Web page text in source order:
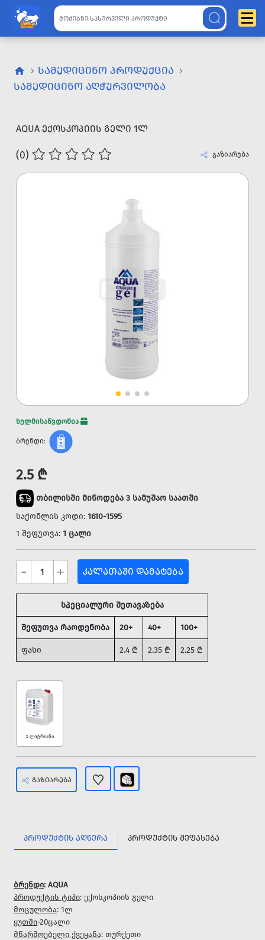
ᲡᲐᲛᲔᲓᲘᲪᲘᲜᲝ ᲞᲠᲝᲓᲣᲥᲪᲘᲐ
ᲡᲐᲛᲔᲓᲘᲪᲘᲜᲝ ᲐᲦᲭᲣᲠᲕᲘᲚᲝᲑᲐ
AQUA ᲔᲥᲝᲡᲙᲝᲞᲘᲘᲡ ᲒᲔᲚᲘ 1Ლ
(0) გაზიარება
ხელმისაწვდომია
ბრენდი:
2.5 ₾
თბილისში მიწოდება 3 სამუშაო საათში
საქონლის კოდი: 1610-1595
1 შეფუთვა: 1 ცალი
- + ᲙᲐᲚᲐᲗᲐᲨᲘ ᲓᲐᲛᲐᲢᲔᲑᲐ
სპეციალური შეთავაზება
შეფუთვა რაოდენობა 20+ 40+ 100+
ფასი 2.4 ₾ 2.35 ₾ 2.25 ₾
5 ლიტრიანი
ᲒᲐᲖᲘᲐᲠᲔᲑᲐ
ᲞᲠᲝᲓᲣᲥᲢᲘᲡ ᲐᲦᲬᲔᲠᲐ ᲞᲠᲝᲓᲣᲥᲢᲘᲡ ᲨᲔᲤᲐᲡᲔᲑᲐ
ბრენდი: AQUA
პროდუქტის ტიპი: ექოსკოპიის გელი
მოცულობა: 1ლ
ყუთში-20ცალი
მწარმოებელი ქვეყანა: თურქეთი